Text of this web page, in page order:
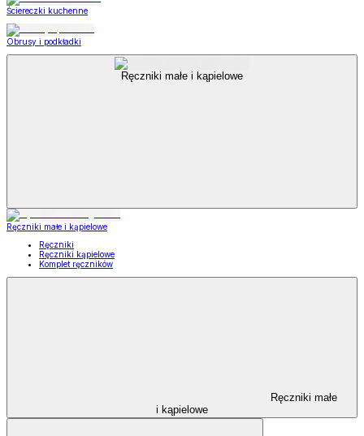
Ściereczki kuchenne
Obrusy i podkładki
Ręczniki małe i kąpielowe
Ręczniki małe i kąpielowe
Ręczniki
Ręczniki kąpielowe
Komplet ręczników
Ręczniki małe
i kąpielowe